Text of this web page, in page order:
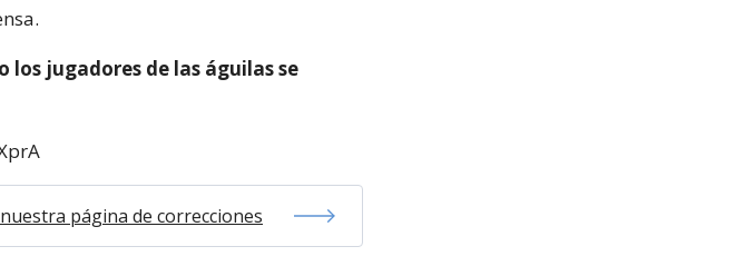
jugadores de las águilas se
página de correcciones